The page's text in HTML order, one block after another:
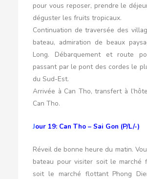
pour vous reposer, prendre le
déguster les fruits tropicaux.
Continuation de traversée des
bateau, admiration de beaux
Long. Débarquement et route
passant par le pont des cordes le
du Sud-Est.
Arrivée à Can Tho, transfert à
Can Tho.
Jour 19: Can Tho – Sai Gon (P/L/-)
Réveil de bonne heure du matin.
bateau pour visiter soit le marché
soit le marché flottant Phong